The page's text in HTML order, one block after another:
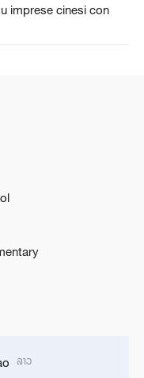
imprese cinesi con
ລາວ